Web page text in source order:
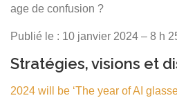
age de confusion ?
Publié le : 10 janvier 2024 – 8 h
Stratégies, visions et
2024 will be ‘The year of AI